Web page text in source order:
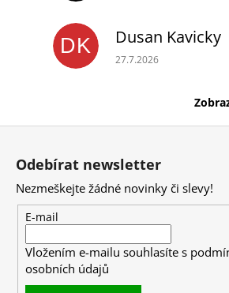
DK Dusan Kavicky
Hodnocení obchodu
27.7.2026
Odebírat newsletter
Nezmeškejte žádné novinky či slevy!
E-mail
Vložením e-mailu souhlasíte s
osobních údajů